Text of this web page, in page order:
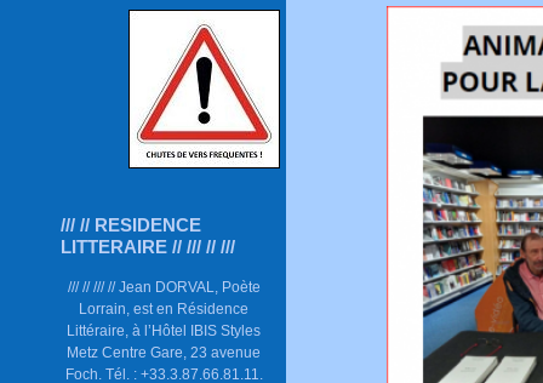
/// // RESIDENCE
LITTERAIRE // /// // ///
/// // /// // Jean DORVAL, Poète
Lorrain, est en Résidence
Littéraire, à l’Hôtel IBIS Styles
Metz Centre Gare, 23 avenue
Foch. Tél. : +33.3.87.66.81.11.